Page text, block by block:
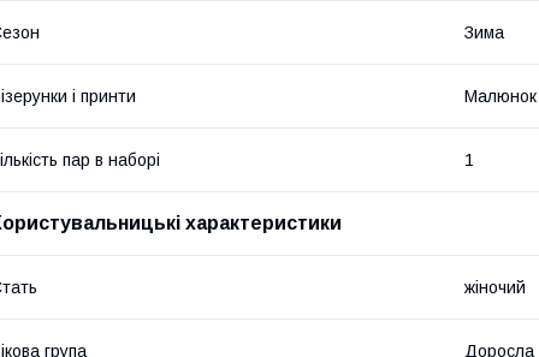
Зима
і принти Малюнок
пар в наборі 1
характеристики
жіночий
група Доросла